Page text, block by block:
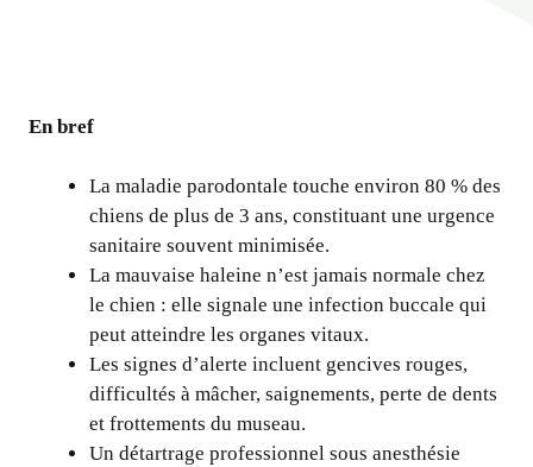
En bref
La maladie parodontale touche environ 80 % des
chiens de plus de 3 ans, constituant une urgence
sanitaire souvent minimisée.
La mauvaise haleine n’est jamais normale chez
le chien : elle signale une infection buccale qui
peut atteindre les organes vitaux.
Les signes d’alerte incluent gencives rouges,
difficultés à mâcher, saignements, perte de dents
et frottements du museau.
Un détartrage professionnel sous anesthésie